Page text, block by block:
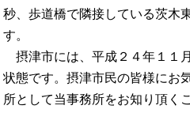
秒、歩道橋で隣接している茨木
す。
摂津市には、平成２４年１１
状態です。摂津市民の皆様にお
所として当事務所をお知り頂く